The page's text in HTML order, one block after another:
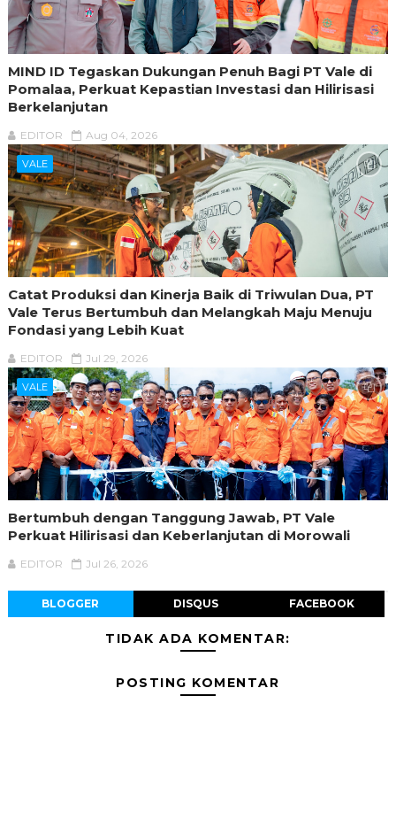
MIND ID Tegaskan Dukungan Penuh Bagi PT Vale di
Pomalaa, Perkuat Kepastian Investasi dan Hilirisasi
Berkelanjutan
EDITOR Aug 04, 2026
VALE
Catat Produksi dan Kinerja Baik di Triwulan Dua, PT
Vale Terus Bertumbuh dan Melangkah Maju Menuju
Fondasi yang Lebih Kuat
EDITOR Jul 29, 2026
VALE
Bertumbuh dengan Tanggung Jawab, PT Vale
Perkuat Hilirisasi dan Keberlanjutan di Morowali
EDITOR Jul 26, 2026
BLOGGER DISQUS FACEBOOK
TIDAK ADA KOMENTAR:
POSTING KOMENTAR